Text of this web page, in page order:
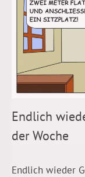
Endlich
der Woche
Endlich wieder